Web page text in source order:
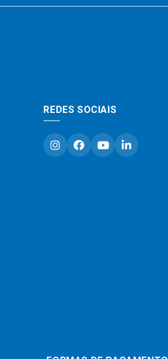
REDES SOCIAIS